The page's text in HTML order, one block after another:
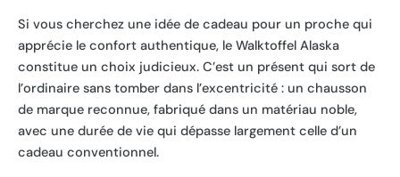
Si vous cherchez une idée de cadeau pour un proche qui
apprécie le confort authentique, le Walktoffel Alaska
constitue un choix judicieux. C’est un présent qui sort de
l’ordinaire sans tomber dans l’excentricité : un chausson
de marque reconnue, fabriqué dans un matériau noble,
avec une durée de vie qui dépasse largement celle d’un
cadeau conventionnel.